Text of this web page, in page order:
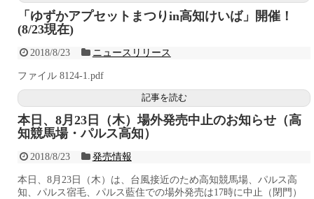
「ゆずかアプセットまつりin高知けいば」開催！
(8/23現在)
2018/8/23 ニュースリリース
ファイル 8124-1.pdf
記事を読む
本日、8月23日（木）場外発売中止のお知らせ（高
知競馬場・パルス高知）
2018/8/23 発売情報
本日、8月23日（木）は、台風接近のため高知競馬場、パルス高
知、パルス宿毛、パルス藍住での場外発売は17時に中止（閉門）